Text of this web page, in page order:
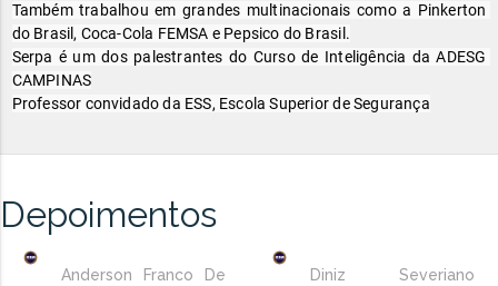
Também trabalhou em grandes multinacionais como a Pinkerton
do Brasil, Coca-Cola FEMSA e Pepsico do Brasil.
Serpa é um dos palestrantes do Curso de Inteligência da ADESG
CAMPINAS
Professor convidado da ESS, Escola Superior de Segurança
Depoimentos
Anderson Franco De
Diniz Severiano